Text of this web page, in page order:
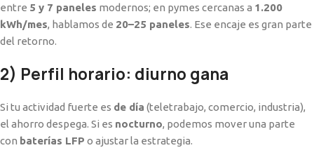
entre 5 y 7 paneles modernos; en pymes cercanas a 1.200
kWh/mes, hablamos de 20–25 paneles. Ese encaje es gran parte
del retorno.
2) Perfil horario: diurno gana
Si tu actividad fuerte es de día (teletrabajo, comercio, industria),
el ahorro despega. Si es nocturno, podemos mover una parte
con baterías LFP o ajustar la estrategia.